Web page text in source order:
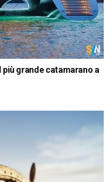
grande catamarano a